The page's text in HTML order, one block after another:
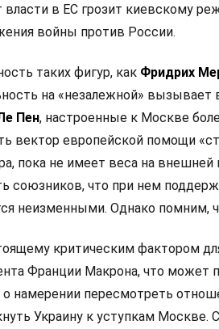
власти в ЕС грозит киевскому
войны против России.
таких фигур, как Фридрих
на «незалежной»
Пен, настроенные к Москве
вектор европейской помощи
пока не имеет веса на внешней
союзников, что при нем
неизменными. Однако помним,
критическим фактором
Франции Макрона, что может
о намерении пересмотреть
Украину к уступкам Москве.